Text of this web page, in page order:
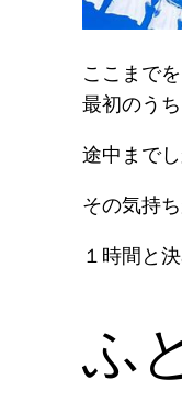
ここまで
最初のう
途中まで
その気持
１時間と
ふ